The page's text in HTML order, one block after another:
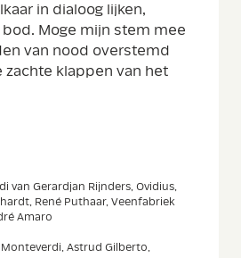
in dialoog lijken,
Moge mijn stem mee
van nood overstemd
klappen van het
van Gerardjan Rijnders, Ovidius,
René Puthaar, Veenfabriek
Amaro
Astrud Gilberto,